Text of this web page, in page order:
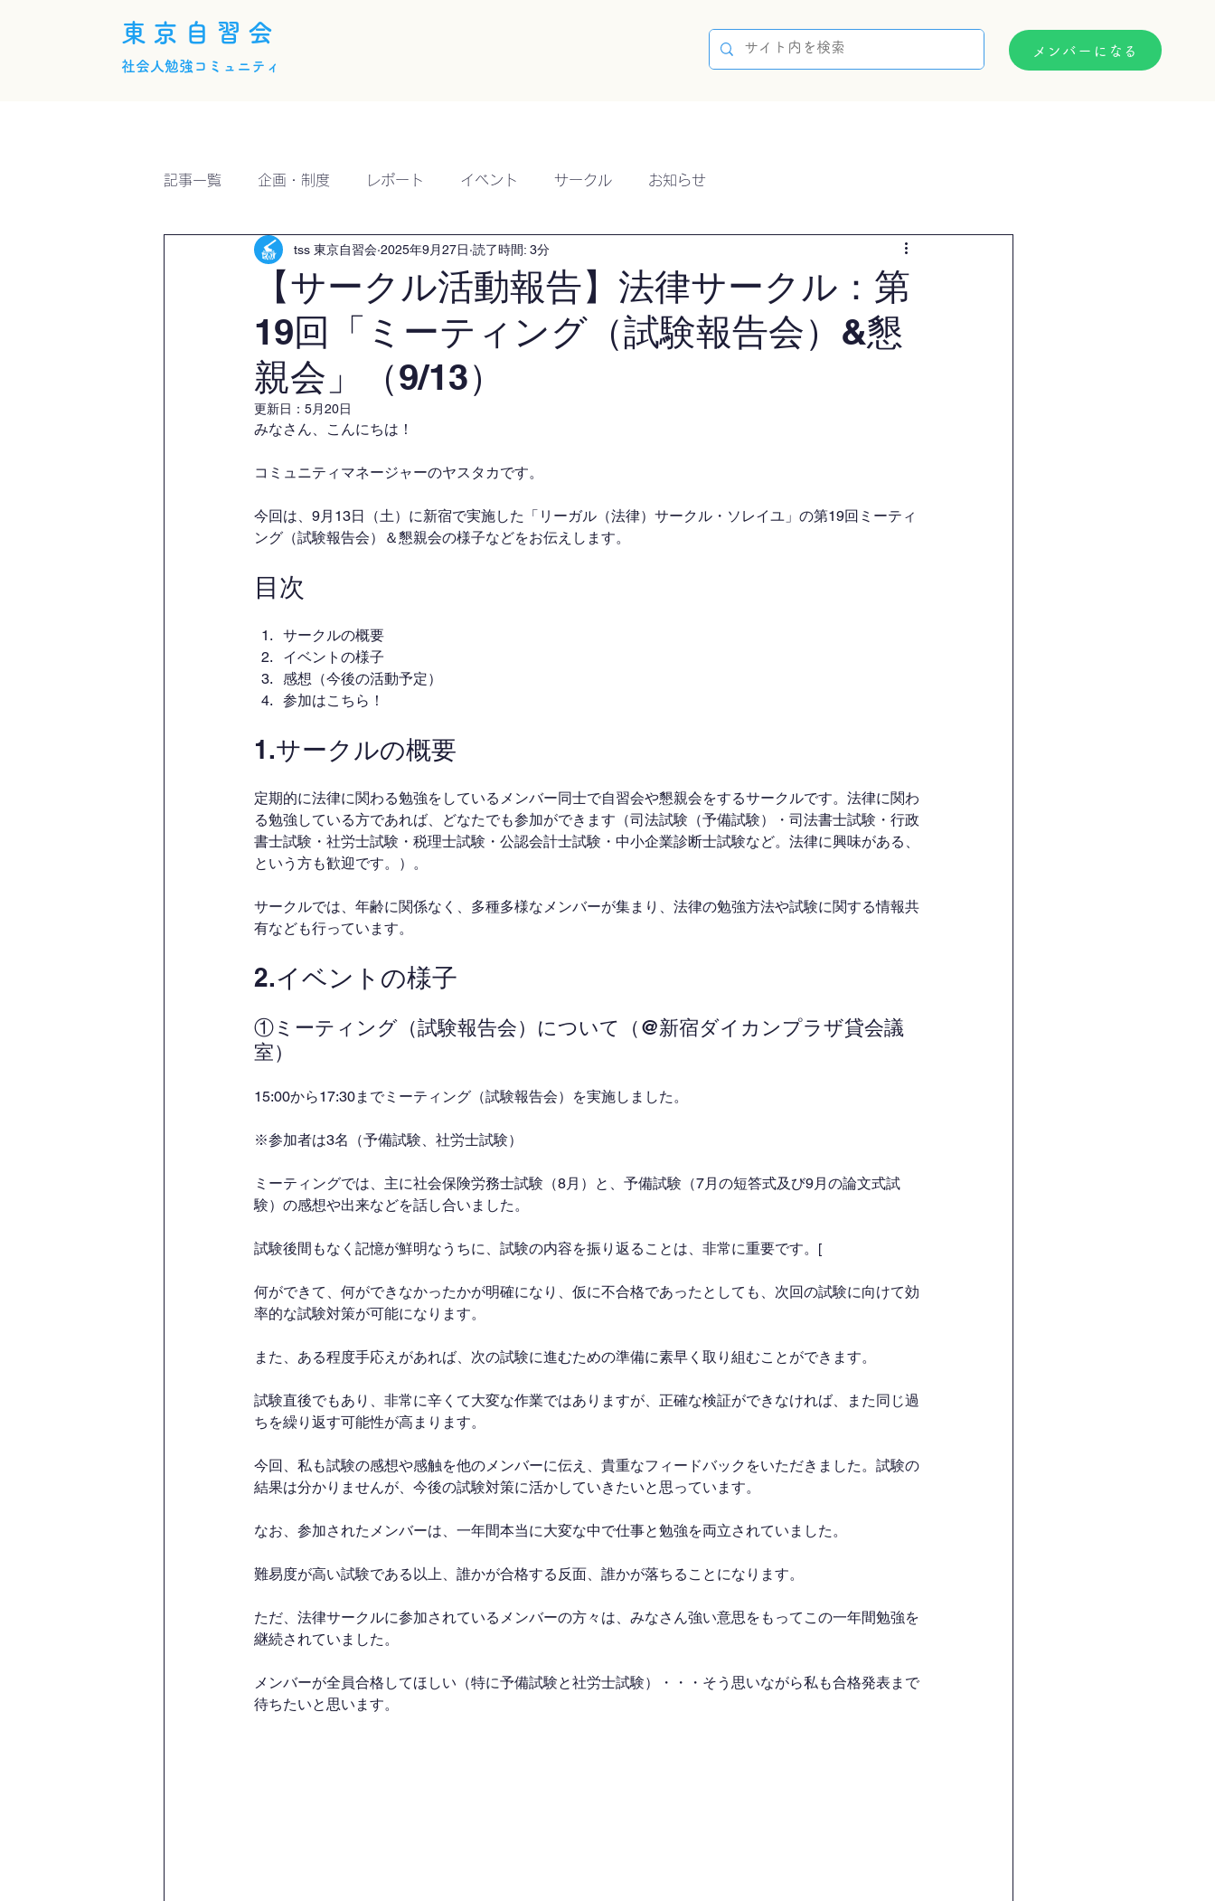
東京自習会
社会人勉強コミュニティ
メンバーになる
記事一覧 企画・制度 レポート イベント サークル お知らせ
【サークル活動報告】法律サークル：第
19回「ミーティング（試験報告会）&懇
親会」（9/13）
tss 東京自習会 2025年9月27日 読了時間: 3分
更新日： 5月20日
みなさん、こんにちは！
コミュニティマネージャーのヤスタカです。
今回は、9月13日（土）に新宿で実施した「リーガル（法律）サークル・ソレイユ」の第19回ミーティ
ング（試験報告会）＆懇親会の様子などをお伝えします。
目次
サークルの概要
イベントの様子
感想（今後の活動予定）
参加はこちら！
1.サークルの概要
定期的に法律に関わる勉強をしているメンバー同士で自習会や懇親会をするサークルです。法律に関わ
る勉強している方であれば、どなたでも参加ができます（司法試験（予備試験）・司法書士試験・行政
書士試験・社労士試験・税理士試験・公認会計士試験・中小企業診断士試験など。法律に興味がある、
という方も歓迎です。）。
サークルでは、年齢に関係なく、多種多様なメンバーが集まり、法律の勉強方法や試験に関する情報共
有なども行っています。
2.イベントの様子
①ミーティング（試験報告会）について（@新宿ダイカンプラザ貸会議
室）
15:00から17:30までミーティング（試験報告会）を実施しました。
※参加者は3名（予備試験、社労士試験）
ミーティングでは、主に社会保険労務士試験（8月）と、予備試験（7月の短答式及び9月の論文式試
験）の感想や出来などを話し合いました。
試験後間もなく記憶が鮮明なうちに、試験の内容を振り返ることは、非常に重要です。[
何ができて、何ができなかったかが明確になり、仮に不合格であったとしても、次回の試験に向けて効
率的な試験対策が可能になります。
また、ある程度手応えがあれば、次の試験に進むための準備に素早く取り組むことができます。
試験直後でもあり、非常に辛くて大変な作業ではありますが、正確な検証ができなければ、また同じ過
ちを繰り返す可能性が高まります。
今回、私も試験の感想や感触を他のメンバーに伝え、貴重なフィードバックをいただきました。試験の
結果は分かりませんが、今後の試験対策に活かしていきたいと思っています。
なお、参加されたメンバーは、一年間本当に大変な中で仕事と勉強を両立されていました。
難易度が高い試験である以上、誰かが合格する反面、誰かが落ちることになります。
ただ、法律サークルに参加されているメンバーの方々は、みなさん強い意思をもってこの一年間勉強を
継続されていました。
メンバーが全員合格してほしい（特に予備試験と社労士試験）・・・そう思いながら私も合格発表まで
待ちたいと思います。